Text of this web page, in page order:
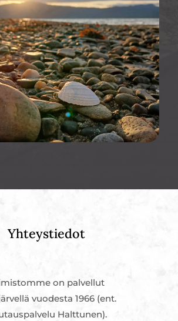
Yhteystiedot
on palvellut
vuodesta 1966 (ent.
Halttunen).